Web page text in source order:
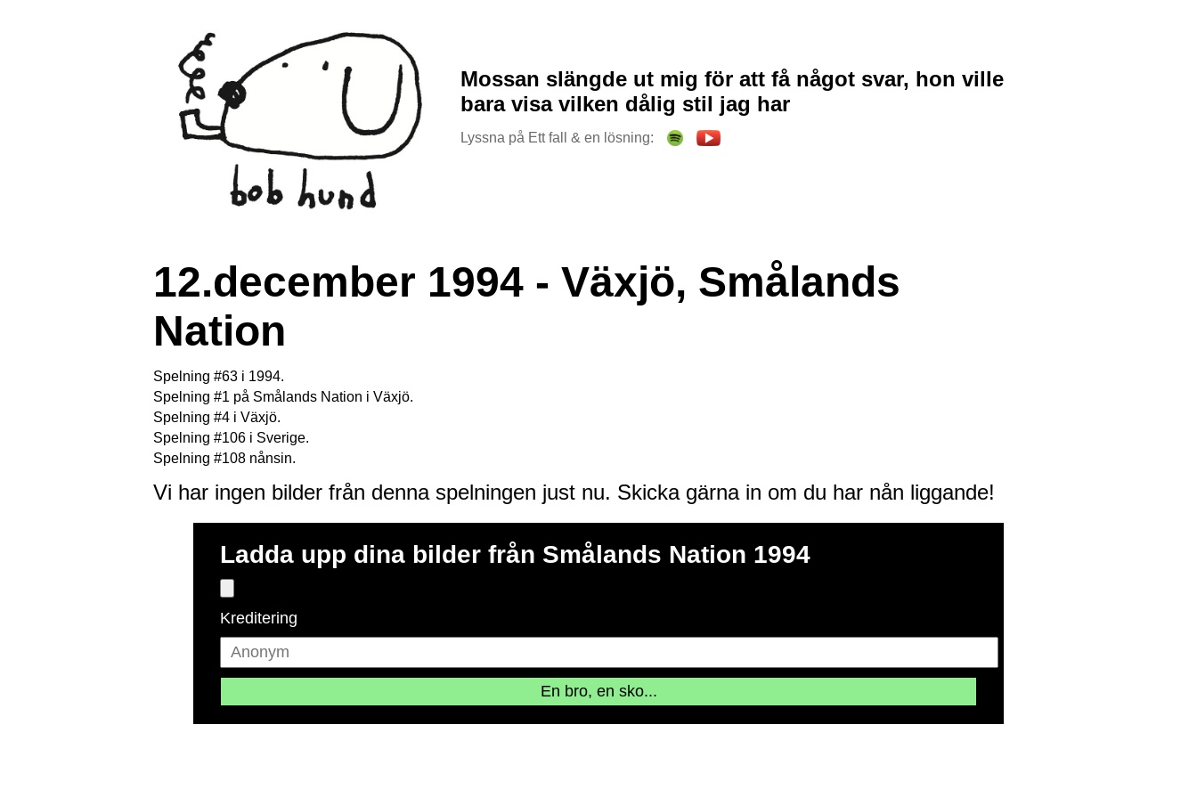
Mossan slängde ut mig för att få något svar, hon ville
bara visa vilken dålig stil jag har
Lyssna på Ett fall & en lösning:
12.december 1994 - Växjö, Smålands
Nation
Spelning #63 i 1994.
Spelning #1 på Smålands Nation i Växjö.
Spelning #4 i Växjö.
Spelning #106 i Sverige.
Spelning #108 nånsin.
Vi har ingen bilder från denna spelningen just nu. Skicka gärna in om du har nån liggande!
Ladda upp dina bilder från Smålands Nation 1994
Kreditering